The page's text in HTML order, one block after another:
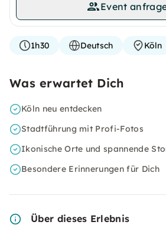
Event
1h30 Deutsch Köln
Was erwartet Dich
Köln neu entdecken
Stadtführung mit Profi-Fotos
Ikonische Orte und spannende
Besondere Erinnerungen für Dich
Über dieses Erlebnis